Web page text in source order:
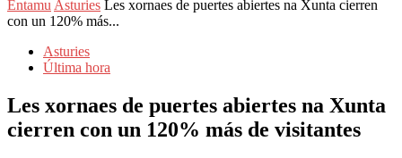
Entamu Asturies Les xornaes de puertes abiertes na Xunta cierren
con un 120% más...
Asturies
Última hora
Les xornaes de puertes abiertes na Xunta
cierren con un 120% más de visitantes